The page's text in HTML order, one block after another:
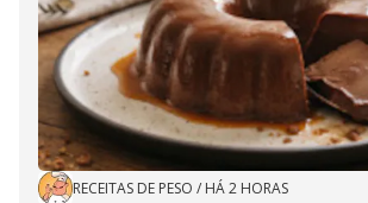
RECEITAS DE PESO / HÁ 2 HORAS